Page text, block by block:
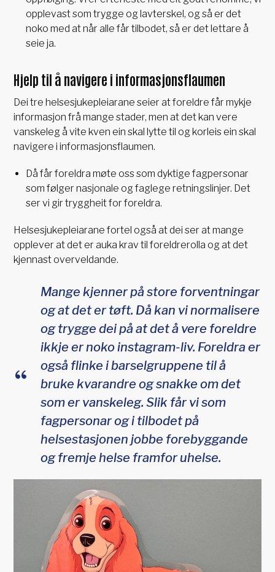
opplevast som trygge og lavterskel, og så er det
noko med at når alle får tilbodet, så er det lettare å
seie ja.
Hjelp til å navigere i informasjonsflaumen
Dei tre helsesjukepleiarane seier at foreldre får mykje
informasjon frå mange stader, men at det kan vere
vanskeleg å vite kven ein skal lytte til og korleis ein skal
navigere i informasjonsflaumen.
Då får foreldra møte oss som dyktige fagpersonar
som følger nasjonale og faglege retningslinjer. Det
ser vi gir tryggheit for foreldra.
Helsesjukepleiarane fortel også at dei ser at mange
opplever at det er auka krav til foreldrerolla og at det
kjennast overveldande.
Mange kjenner på store forventningar
og at det er tøft. Då kan vi normalisere
og trygge dei på at det å vere foreldre
ikkje er noko instagram-liv. Foreldra er
også flinke i barselgruppene til å
bruke kvarandre og snakke om det
som er vanskeleg. Slik får vi som
fagpersonar og i tilbodet på
helsestasjonen jobbe forebyggande
og fremje helse framfor uhelse.